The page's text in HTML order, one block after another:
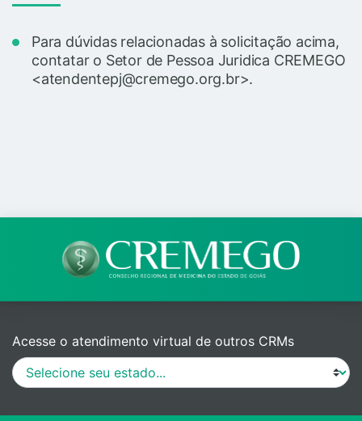
Para dúvidas relacionadas à solicitação acima,
contatar o Setor de Pessoa Juridica CREMEGO
<atendentepj@cremego.org.br>.
Acesse o atendimento virtual de outros CRMs